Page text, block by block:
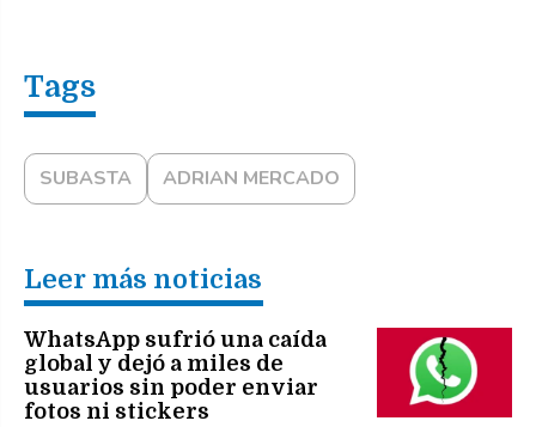
SUBASTA ADRIAN MERCADO
Leer más noticias
WhatsApp sufrió una caída
global y dejó a miles de
usuarios sin poder enviar
fotos ni stickers